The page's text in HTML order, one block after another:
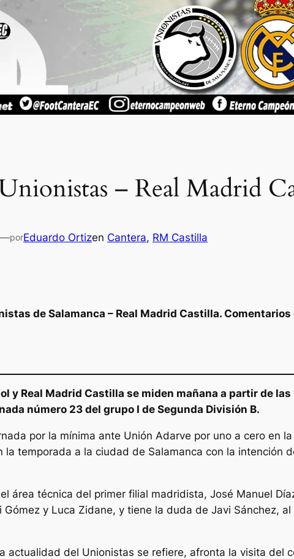
– Real Madrid
—porEduardo Ortizen Cantera, RM Castilla
de Salamanca – Real Madrid Castilla.
y Real Madrid Castilla se miden mañana a partir de
número 23 del grupo I de Segunda División B.
por la mínima ante Unión Adarve por uno a cero en
la temporada a la ciudad de Salamanca con la intención
área técnica del primer filial madridista, José Manuel
Gómez y Luca Zidane, y tiene la duda de Javi Sánchez, al
actualidad del Unionistas se refiere, afronta la visita del